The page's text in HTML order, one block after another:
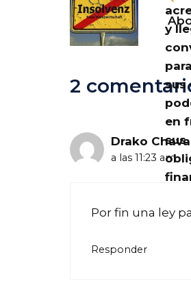
y
sus
en
sus
2
Drako
a las 11:23 am
Por fin una ley
Responder